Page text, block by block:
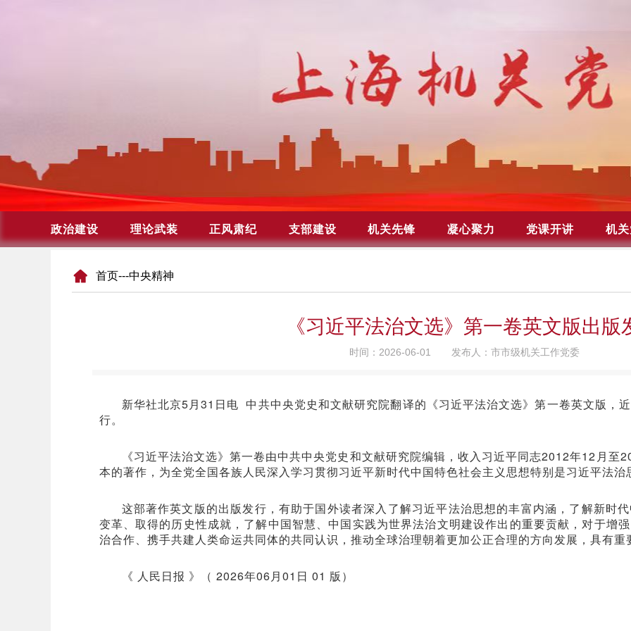
首页---中央精神
《习近平法治文选》第一卷英文版出版
时间：2026-06-01 发布人：市市级机关工作党委
新华社北京5月31日电 中共中央党史和文献研究院翻译的《习近平法治文选》第一卷英文版，
行。
《习近平法治文选》第一卷由中共中央党史和文献研究院编辑，收入习近平同志2012年12月至
本的著作，为全党全国各族人民深入学习贯彻习近平新时代中国特色社会主义思想特别是习近平法
这部著作英文版的出版发行，有助于国外读者深入了解习近平法治思想的丰富内涵，了解新时
变革、取得的历史性成就，了解中国智慧、中国实践为世界法治文明建设作出的重要贡献，对于增
治合作、携手共建人类命运共同体的共同认识，推动全球治理朝着更加公正合理的方向发展，具有重
《 人民日报 》（ 2026年06月01日 01 版）